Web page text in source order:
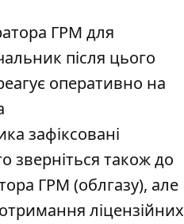
ГРМ для
після цього
оперативно на
зафіксовані
зверніться також до
ГРМ (облгазу), але
ліцензійних